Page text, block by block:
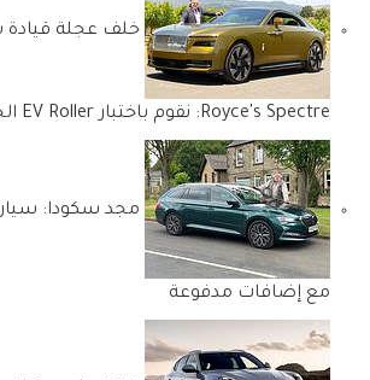
Royce's Spectre: نقوم باختبار EV Roller الجديدة
مع إضافات مدفوعة